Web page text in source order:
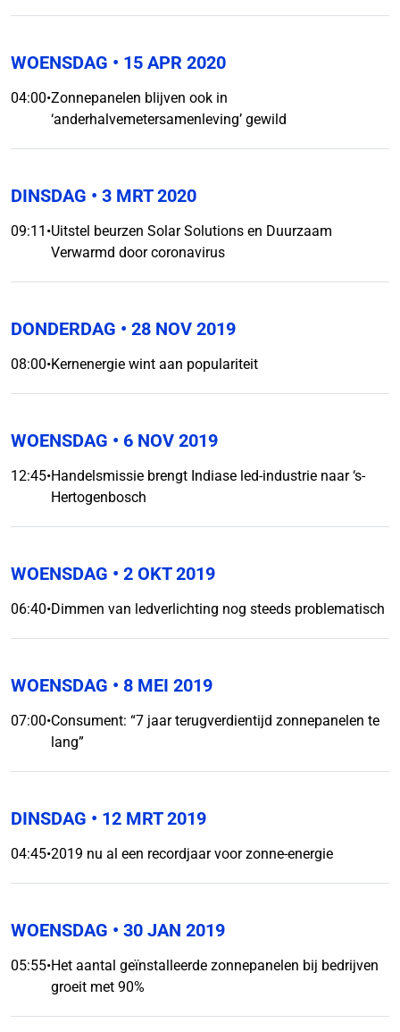
WOENSDAG • 15 APR 2020
04:00•Zonnepanelen blijven ook in
‘anderhalvemetersamenleving’ gewild
DINSDAG • 3 MRT 2020
09:11 •Uitstel beurzen Solar Solutions en Duurzaam
Verwarmd door coronavirus
DONDERDAG • 28 NOV 2019
08:00•Kernenergie wint aan populariteit
WOENSDAG • 6 NOV 2019
12:45•Handelsmissie brengt Indiase led-industrie naar ‘s-
Hertogenbosch
WOENSDAG • 2 OKT 2019
06:40•Dimmen van ledverlichting nog steeds problematisch
WOENSDAG • 8 MEI 2019
07:00•Consument: “7 jaar terugverdientijd zonnepanelen te
lang”
DINSDAG • 12 MRT 2019
04:45•2019 nu al een recordjaar voor zonne-energie
WOENSDAG • 30 JAN 2019
05:55•Het aantal geïnstalleerde zonnepanelen bij bedrijven
groeit met 90%